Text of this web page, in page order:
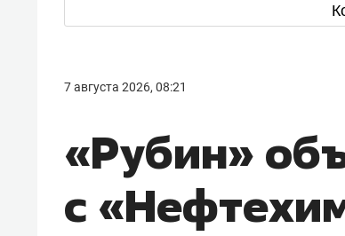
7 августа 2026, 08:21
«Рубин»
с